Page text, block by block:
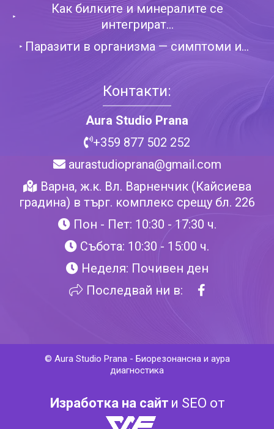
Как билките и минералите се
интегрират...
Паразити в организма — симптоми и...
Контакти:
Aura Studio Prana
+359 877 502 252
aurastudioprana@gmail.com
Варна, ж.к. Вл. Варненчик (Кайсиева
градина) в търг. комплекс срещу бл. 226
Пон - Пет: 10:30 - 17:30 ч.
Събота: 10:30 - 15:00 ч.
Неделя: Почивен ден
Последвай ни в:
© Aura Studio Prana- Биорезонансна и аура
диагностика
Изработка на сайти SEO от